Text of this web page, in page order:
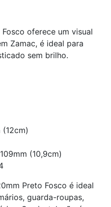
oferece um visual
Zamac, é ideal para
sem brilho.
(10,9cm)
Preto Fosco é ideal
guarda-roupas,